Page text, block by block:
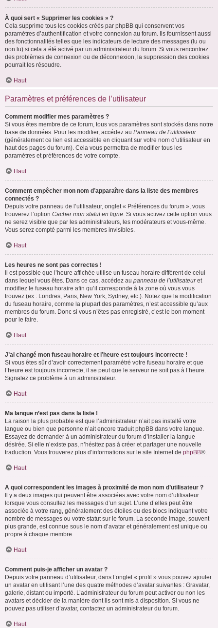
À quoi sert « Supprimer les cookies » ?
Cela supprime tous les cookies créés par phpBB qui conservent vos
paramètres d’authentification et votre connexion au forum. Ils fournissent aussi
des fonctionnalités telles que les indicateurs de lecture des messages (lu ou
non lu) si cela a été activé par un administrateur du forum. Si vous rencontrez
des problèmes de connexion ou de déconnexion, la suppression des cookies
pourrait les résoudre.
Haut
Paramètres et préférences de l’utilisateur
Comment modifier mes paramètres ?
Si vous êtes membre de ce forum, tous vos paramètres sont stockés dans notre
base de données. Pour les modifier, accédez au Panneau de l’utilisateur
(généralement ce lien est accessible en cliquant sur votre nom d’utilisateur en
haut des pages du forum). Cela vous permettra de modifier tous les
paramètres et préférences de votre compte.
Haut
Comment empêcher mon nom d’apparaître dans la liste des membres
connectés ?
Depuis votre panneau de l’utilisateur, onglet « Préférences du forum », vous
trouverez l’option Cacher mon statut en ligne. Si vous activez cette option vous
ne serez visible que par les administrateurs, les modérateurs et vous-même.
Vous serez compté parmi les membres invisibles.
Haut
Les heures ne sont pas correctes !
Il est possible que l’heure affichée utilise un fuseau horaire différent de celui
dans lequel vous êtes. Dans ce cas, accédez au panneau de l’utilisateuret
modifiez le fuseau horaire afin qu’il corresponde à la zone où vous vous
trouvez (ex : Londres, Paris, New York, Sydney, etc.). Notez que la modification
du fuseau horaire, comme la plupart des paramètres, n’est accessible qu’aux
membres du forum. Donc si vous n’êtes pas enregistré, c’est le bon moment
pour le faire.
Haut
J’ai changé mon fuseau horaire et l’heure est toujours incorrecte !
Si vous êtes sûr d’avoir correctement paramétré votre fuseau horaire et que
l’heure est toujours incorrecte, il se peut que le serveur ne soit pas à l’heure.
Signalez ce problème à un administrateur.
Haut
Ma langue n’est pas dans la liste !
La raison la plus probable est que l’administrateur n’ait pas installé votre
langue ou bien que personne n’ait encore traduit phpBB dans votre langue.
Essayez de demander à un administrateur du forum d’installer la langue
désirée. Si elle n’existe pas, n’hésitez pas à créer et partager une nouvelle
traduction. Vous trouverez plus d’informations sur le site Internet de phpBB®.
Haut
A quoi correspondent les images à proximité de mon nom d’utilisateur ?
Il y a deux images qui peuvent être associées avec votre nom d’utilisateur
lorsque vous consultez les messages d’un sujet. L’une d’elles peut être
associée à votre rang, généralement des étoiles ou des blocs indiquant votre
nombre de messages ou votre statut sur le forum. La seconde image, souvent
plus grande, est connue sous le nom d’avatar et généralement est unique ou
propre à chaque membre.
Haut
Comment puis-je afficher un avatar ?
Depuis votre panneau d’utilisateur, dans l’onglet « profil » vous pouvez ajouter
un avatar en utilisant l’une des quatre méthodes d’avatar suivantes : Gravatar,
galerie, distant ou importé. L’administrateur du forum peut activer ou non les
avatars et décider de la manière dont ils sont mis à disposition. Si vous ne
pouvez pas utiliser d’avatar, contactez un administrateur du forum.
Haut